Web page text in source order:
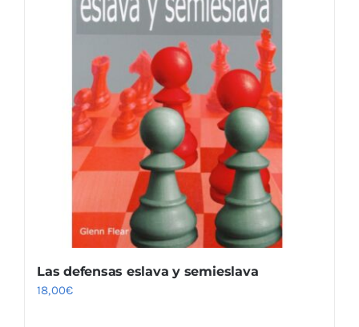
Las defensas eslava y semieslava
18,00€